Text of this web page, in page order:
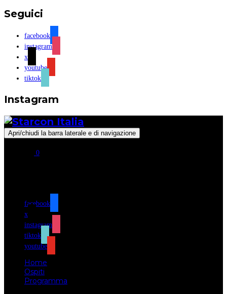
Seguici
facebook
instagram
x
youtube
tiktok
Instagram
Apri/chiudi la barra laterale e di navigazione
0
facebook
x
instagram
tiktok
youtube
Home
Ospiti
Programma